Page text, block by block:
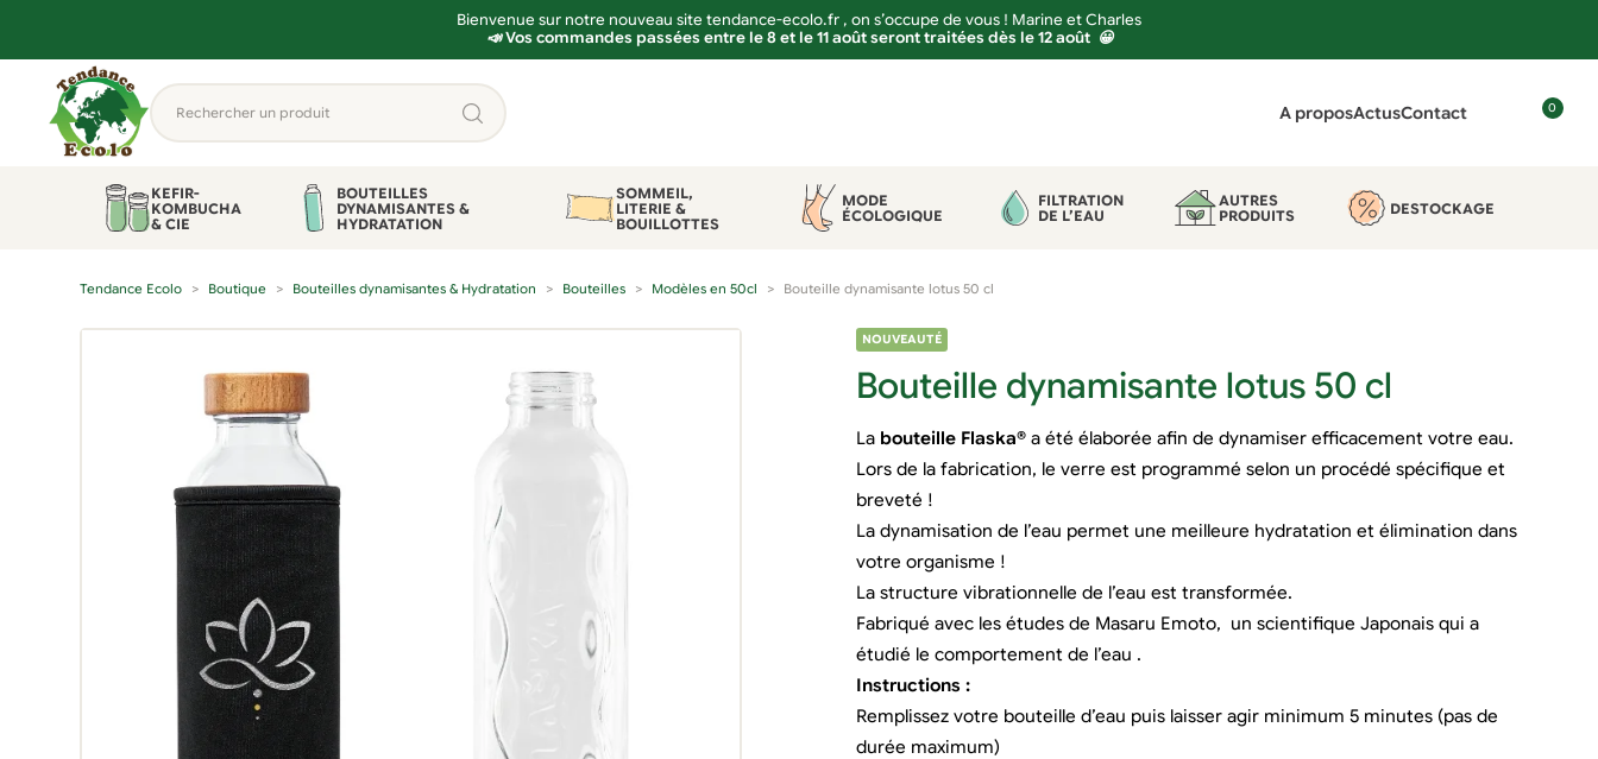
Bienvenue sur notre nouveau site tendance-ecolo.fr , on s’occupe de vous ! Marine et Charles
📣 Vos commandes passées entre le 8 et le 11 août seront traitées dès le 12 août 😀
contenu
Rechercher
un
A proposActusContact
n
0
KEFIR-
KOMBUCHA
& CIE
BOUTEILLES
DYNAMISANTES &
HYDRATATION
SOMMEIL,
LITERIE &
BOUILLOTTES
MODE
ÉCOLOGIQUE
FILTRATION
DE L’EAU
AUTRES
PRODUITS
DESTOCKAGE
Tendance Ecolo Boutique Bouteilles dynamisantes & Hydratation Bouteilles Modèles en 50cl Bouteille dynamisante lotus 50 cl
NOUVEAUTÉ
Bouteille dynamisante lotus 50 cl
La bouteille Flaska® a été élaborée afin de dynamiser efficacement votre eau.
Lors de la fabrication, le verre est programmé selon un procédé spécifique et
breveté !
La dynamisation de l’eau permet une meilleure hydratation et élimination dans
votre organisme !
La structure vibrationnelle de l’eau est transformée.
Fabriqué avec les études de Masaru Emoto, un scientifique Japonais qui a
étudié le comportement de l’eau .
Instructions :
Remplissez votre bouteille d’eau puis laisser agir minimum 5 minutes (pas de
durée maximum)